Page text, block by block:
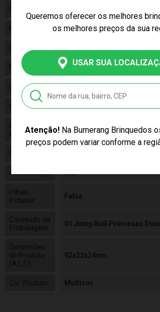
Queremos oferecer os melhores
os melhores preços da sua
USAR SUA
Atenção!Na Bumerang Brinquedos
preços podem variar conforme a
Gênero
Personagem Princesas
Categoria
Fabricante Lider
Linha
Código
Código de
Barras
7898125115647
Composição
Alimentação N/a
Pilhas
Inclusas
False
Conteúdo da
Embalagem
01 Jump Ball Princesas
Dimensões
92x22x24cm
Multicor